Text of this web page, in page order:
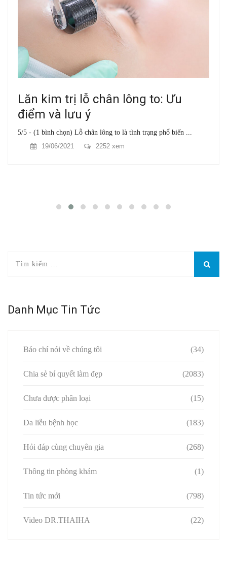
Lăn kim trị lỗ chân lông to: Ưu
điểm và lưu ý
5/5 - (1 bình chọn) Lỗ chân lông to là tình trạng phổ biến ...
19/06/2021
2252 xem
Danh Mục Tin Tức
Báo chí nói về chúng tôi (34)
Chia sẻ bí quyết làm đẹp (2083)
Chưa được phân loại (15)
Da liễu bệnh học (183)
Hỏi đáp cùng chuyên gia (268)
Thông tin phòng khám (1)
Tin tức mới (798)
Video DR.THAIHA (22)